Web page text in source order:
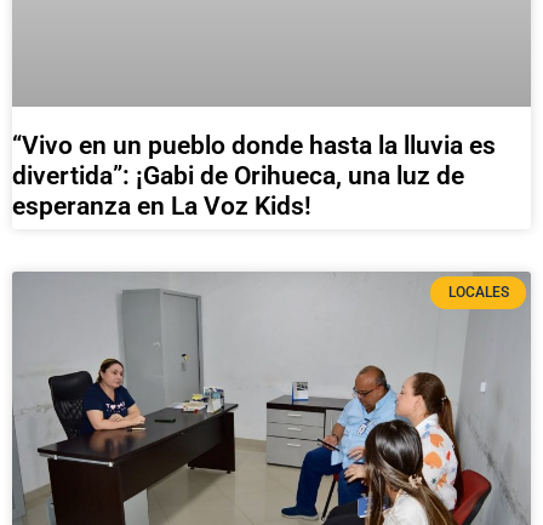
“Vivo en un pueblo donde hasta la lluvia es
divertida”: ¡Gabi de Orihueca, una luz de
esperanza en La Voz Kids!
LOCALES